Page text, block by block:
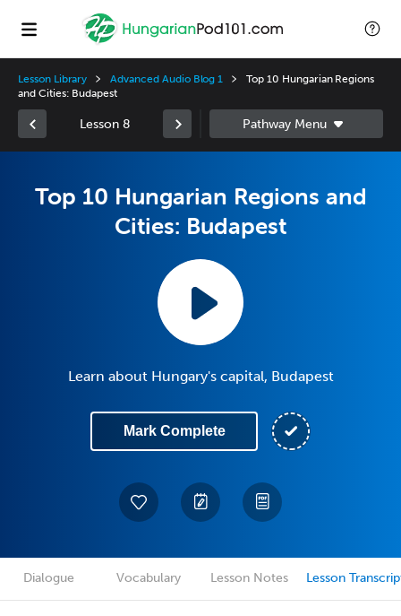
Lesson Library Advanced Audio Blog 1
Top 10 Hungarian Regions
and Cities: Budapest
Lesson 8
Top 10 Hungarian Regions and
Cities: Budapest
Learn about Hungary's capital, Budapest
Mark Complete
Dialogue Vocabulary Lesson Notes Lesson